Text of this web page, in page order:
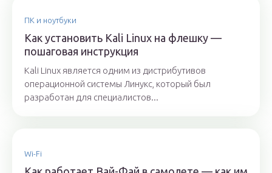
ПК и ноутбуки
Как установить Kali Linux на флешку —
пошаговая инструкция
Kali Linux является одним из дистрибутивов
операционной системы Линукс, который был
разработан для специалистов...
Wi-Fi